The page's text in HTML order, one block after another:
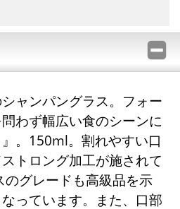
ャンパングラス。フォー
わず幅広い食のシーンに
。150ml。割れやすい口
トロング加工が施されて
のグレードも高級品を示
っています。また、口部